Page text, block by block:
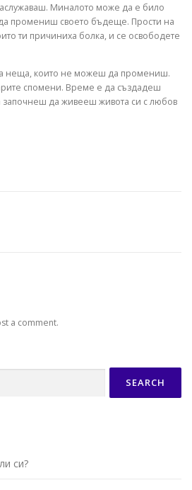
Миналото може да е било
промениш своето бъдеще. Прости на
ти причиниха болка, и се освободете
неща, които не можеш да промениш.
спомени. Време е да създадеш
започнеш да живееш живота си с любов
a comment.
си?